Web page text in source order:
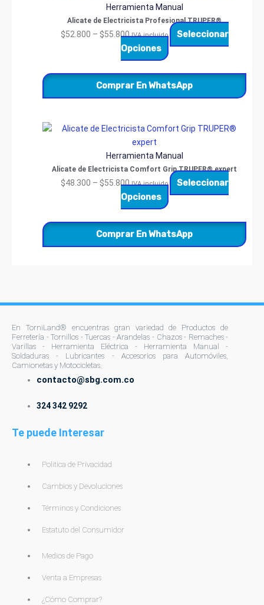
Herramienta Manual
Alicate de Electricista Profesional TRUPER®
$52.800 – $55.800
range:
$52.800
through
$55.800
IVA incluido
Seleccionar
Opciones
producto
tiene
múltiples
variantes.
opciones
se
pueden
en
página
de
producto
Comprar En WhatsApp
Herramienta Manual
Alicate de Electricista Comfort Grip TRUPER® expert
$48.300 – $55.800
Price
range:
$48.300
through
$55.800
IVA incluido
Seleccionar
Opciones
Este
tiene
múltiples
variantes.
Las
se
pueden
elegir
de
Comprar En WhatsApp
En TorniLand® encuentras gran variedad de Productos de
Ferretería - Tornillos - Tuercas - Arandelas - Chazos - Remaches -
Varillas - Herramienta Eléctrica - Herramienta Manual -
Soldaduras - Lubricantes - Accesorios para Automóviles,
Camionetas y Motocicletas.
contacto@sbg.com.co
324 342 9292
Te puede Interesar
Politica de Privacidad
Cambios y Devoluciones
Términos y Condiciones
Estatuto del Consumidor
Medios de Pago
Venta a Empresas
¿Cómo Comprar?